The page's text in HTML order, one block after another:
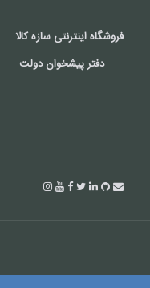
فروشگاه اینترنتی سازه کالا
دفتر پیشخوان دولت